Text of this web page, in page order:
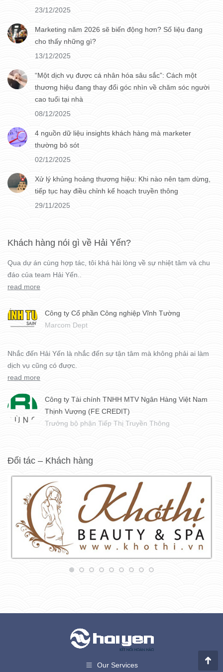
23/12/2025
Marketing năm 2026 sẽ biến động hơn? Số liệu đang
cho thấy những gì?
13/12/2025
“Một dịch vụ được cá nhân hóa sâu sắc”: Cách một
thương hiệu đang thay đổi góc nhìn về chăm sóc người
cao tuổi tại nhà
08/12/2025
4 nguồn dữ liệu insights khách hàng mà marketer
thường bỏ sót
02/12/2025
Xử lý khủng hoảng thương hiệu: Khi nào nên tạm dừng,
tiếp tục hay điều chỉnh kế hoạch truyền thông
29/11/2025
Khách hàng nói gì về Hải Yến?
Qua dự án cùng hợp tác, tôi khá hài lòng về sự nhiệt tâm và chu
đáo của team Hải Yến..
read more
Công ty Cổ phần Công nghiệp Vĩnh Tường
Marcom Dept
Nhắc đến Hải Yến là nhắc đến sự tận tâm mà không phải ai làm
dịch vụ cũng có được.
read more
Công ty Tài chính TNHH MTV Ngân Hàng Việt Nam
Thịnh Vượng (FE CREDIT)
Trưởng bộ phận Tiếp Thị Truyền Thông
Đối tác – Khách hàng
Our Services Go